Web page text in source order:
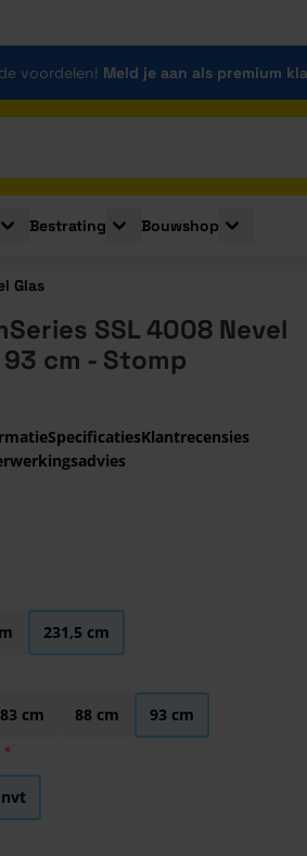
voordelen! Meld je aan als premium
for Gevelbekleding
Toggle submenu for Deuren
Bestrating
Toggle submenu for
Bouwshop
Toggle
Glas
SSL 4008 Nevel
93 cm - Stomp
SpecificatiesKlantrecensies
231,5 cm
83 cm 88 cm
93 cm
nvt